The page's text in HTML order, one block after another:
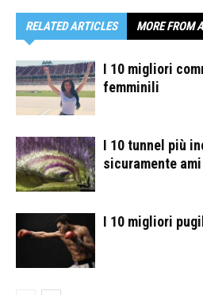
RELATED ARTICLES MORE FROM
I 10 migliori
femminili
I 10 tunnel più
sicuramente
I 10 migliori